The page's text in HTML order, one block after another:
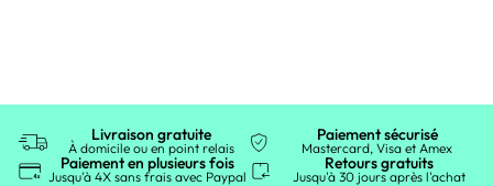
Livraison gratuite
À domicile ou en point relais
Paiement sécurisé
Mastercard, Visa et Amex
Paiement en plusieurs fois
Jusqu'à 4X sans frais avec Paypal
Retours gratuits
Jusqu'à 30 jours après l'achat